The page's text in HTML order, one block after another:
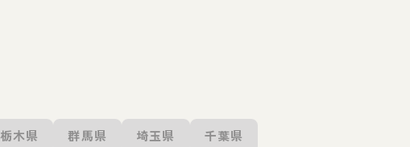
栃木県 群馬県 埼玉県
千葉県